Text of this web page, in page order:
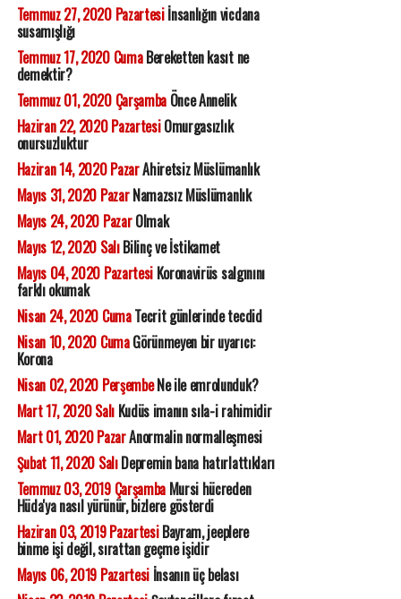
Temmuz 27, 2020 Pazartesiİnsanlığın vicdana
susamışlığı
Temmuz 17, 2020 CumaBereketten kasıt ne
demektir?
Temmuz 01, 2020 ÇarşambaÖnce Annelik
Haziran 22, 2020 PazartesiOmurgasızlık
onursuzluktur
Haziran 14, 2020 PazarAhiretsiz Müslümanlık
Mayıs 31, 2020 PazarNamazsız Müslümanlık
Mayıs 24, 2020 PazarOlmak
Mayıs 12, 2020 SalıBilinç ve İstikamet
Mayıs 04, 2020 PazartesiKoronavirüs salgınını
farklı okumak
Nisan 24, 2020 CumaTecrit günlerinde tecdid
Nisan 10, 2020 CumaGörünmeyen bir uyarıcı:
Korona
Nisan 02, 2020 PerşembeNe ile emrolunduk?
Mart 17, 2020 SalıKudüs imanın sıla-i rahimidir
Mart 01, 2020 PazarAnormalin normalleşmesi
Şubat 11, 2020 SalıDepremin bana hatırlattıkları
Temmuz 03, 2019 ÇarşambaMursi hücreden
Hüda'ya nasıl yürünür, bizlere gösterdi
Haziran 03, 2019 PazartesiBayram, jeeplere
binme işi değil, sırattan geçme işidir
Mayıs 06, 2019 Pazartesiİnsanın üç belası